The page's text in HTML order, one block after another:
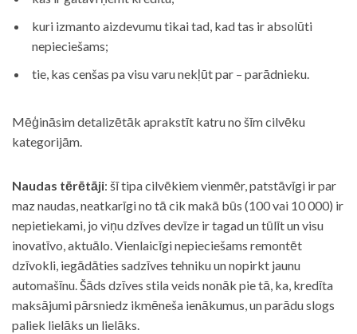
kuri izmanto aizdevumu tikai tad, kad tas ir absolūti
nepieciešams;
tie, kas cenšas pa visu varu nekļūt par – parādnieku.
Mēģināsim detalizētāk aprakstīt katru no šīm cilvēku
kategorijām.
Naudas tērētāji: šī tipa cilvēkiem vienmēr, patstāvīgi ir par
maz naudas, neatkarīgi no tā cik makā būs (100 vai 10 000) ir
nepietiekami, jo viņu dzīves devīze ir tagad un tūlīt un visu
inovatīvo, aktuālo. Vienlaicīgi nepieciešams remontēt
dzīvokli, iegādāties sadzīves tehniku un nopirkt jaunu
automašīnu. Šāds dzīves stila veids nonāk pie tā, ka, kredīta
maksājumi pārsniedz ikmēneša ienākumus, un parādu slogs
paliek lielāks un lielāks.